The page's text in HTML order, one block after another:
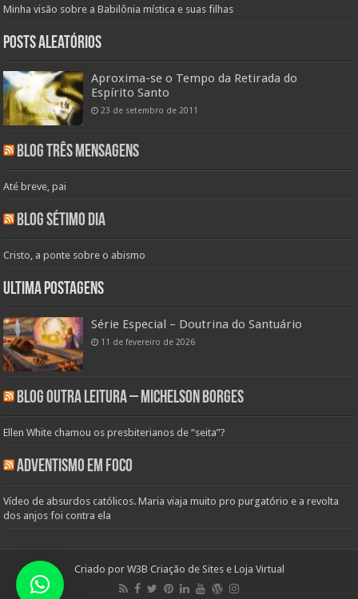
Minha visão sobre a Babilônia mística e suas filhas
Posts aleatórios
Aproxima-se o Tempo da Retirada do
Espírito Santo
23 de setembro de 2011
Blog Três Mensagens
Até breve, pai
Blog Sétimo Dia
Cristo, a ponte sobre o abismo
Ultima Postagens
Série Especial – Doutrina do Santuário
11 de fevereiro de 2026
Blog Outra Leitura – Michelson Borges
Ellen White chamou os presbiterianos de “seita”?
Adventismo em Foco
Vídeo de absurdos católicos. Maria viaja muito pro purgatório e a revolta
dos anjos foi contra ela
Criado por W3B Criação de Sites e Loja Virtual